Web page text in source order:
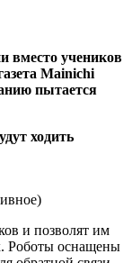
вместо учеников
Mainichi
пытается
и позволят им
Роботы оснащены